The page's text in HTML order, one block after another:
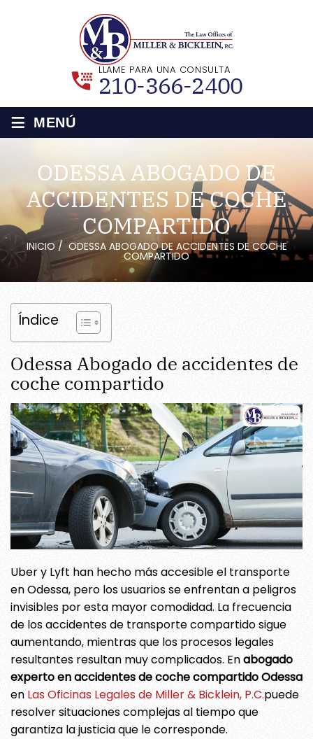
LLAME PARA UNA CONSULTA
210-366-2400
≡ MENÚ
ODESSA ABOGADO DE
ACCIDENTES DE COCHE
COMPARTIDO
INICIO /ODESSA ABOGADO DE ACCIDENTES DE COCHE
COMPARTIDO
Índice
Odessa Abogado de accidentes de
coche compartido
Uber y Lyft han hecho más accesible el transporte
en Odessa, pero los usuarios se enfrentan a peligros
invisibles por esta mayor comodidad. La frecuencia
de los accidentes de transporte compartido sigue
aumentando, mientras que los procesos legales
resultantes resultan muy complicados. Enabogado
experto en accidentes de coche compartido Odessa
en Las Oficinas Legales de Miller & Bicklein, P.C.puede
resolver situaciones complejas al tiempo que
garantiza la justicia que le corresponde.